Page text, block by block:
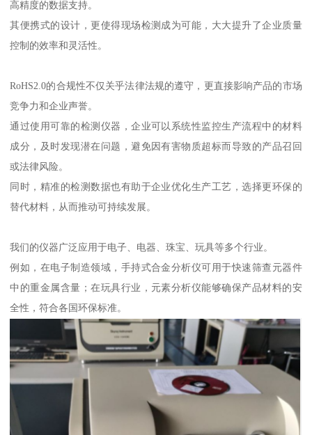
高精度的数据支持。
其便携式的设计，更使得现场检测成为可能，大大提升了企业质量
控制的效率和灵活性。
RoHS2.0的合规性不仅关乎法律法规的遵守，更直接影响产品的市场
竞争力和企业声誉。
通过使用可靠的检测仪器，企业可以系统性监控生产流程中的材料
成分，及时发现潜在问题，避免因有害物质超标而导致的产品召回
或法律风险。
同时，精准的检测数据也有助于企业优化生产工艺，选择更环保的
替代材料，从而推动可持续发展。
我们的仪器广泛应用于电子、电器、珠宝、玩具等多个行业。
例如，在电子制造领域，手持式合金分析仪可用于快速筛查元器件
中的重金属含量；在玩具行业，元素分析仪能够确保产品材料的安
全性，符合各国环保标准。